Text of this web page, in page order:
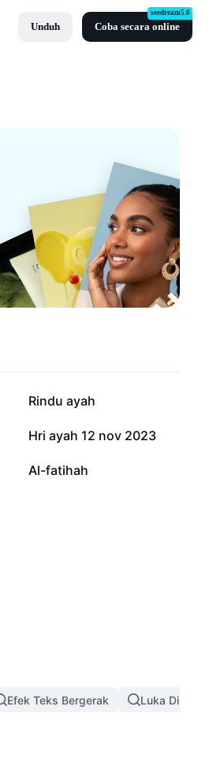
Unduh Coba secara online
seedream5.0
44,1 rb
Rindu ayah
7,5 rb
Hri ayah 12 nov 2023
142
Al-fatihah
Efek Teks Bergerak Luka Di Wajah